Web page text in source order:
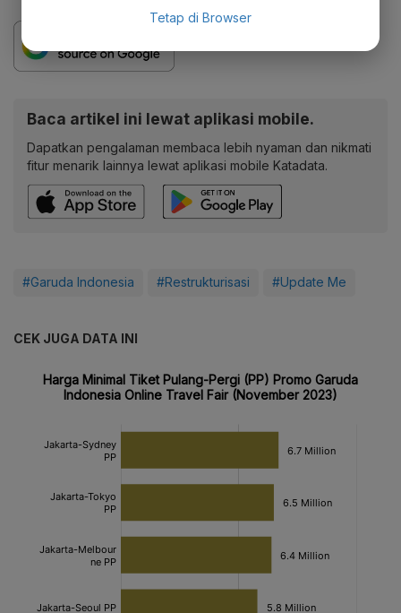
Baca artikel ini lewat aplikasi mobile.
Dapatkan pengalaman membaca lebih nyaman dan nikmati
fitur menarik lainnya lewat aplikasi mobile Katadata.
#Garuda Indonesia #Restrukturisasi #Update Me
CEK JUGA DATA INI
Tetap di Browser